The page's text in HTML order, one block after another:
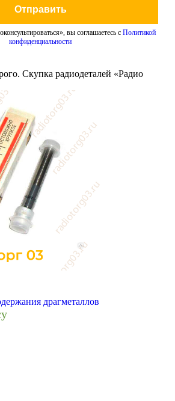
Отправить
вы соглашаетесь с Политикой
конфиденциальности
Скупка радиодеталей «Радио
драгметаллов